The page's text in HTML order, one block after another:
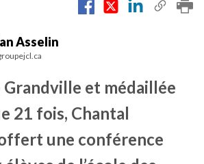
Asselin
Grandville et médaillée
21 fois, Chantal
une conférence